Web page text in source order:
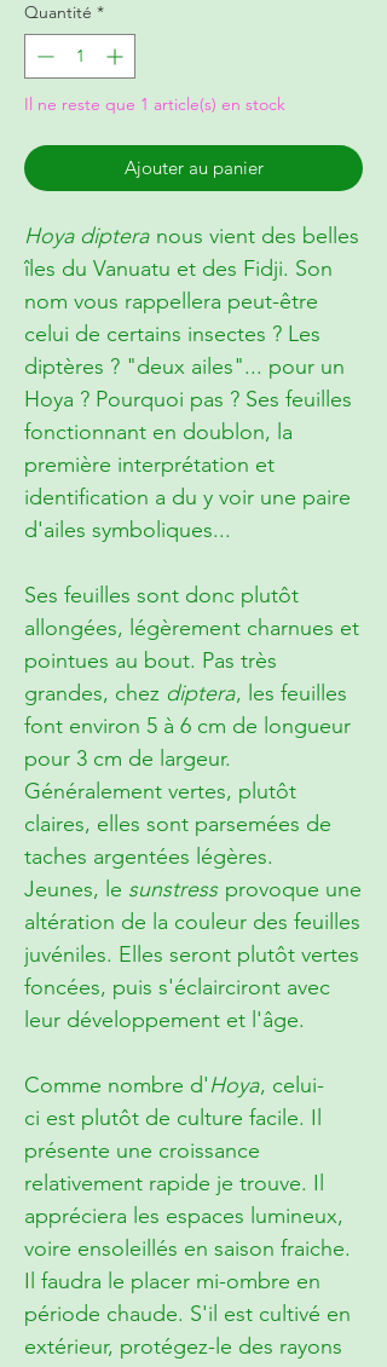
Quantité *
Il ne reste que 1 article(s) en stock
Ajouter au panier
Hoya diptera nous vient des belles
îles du Vanuatu et des Fidji. Son
nom vous rappellera peut-être
celui de certains insectes ? Les
diptères ? "deux ailes"... pour un
Hoya ? Pourquoi pas ? Ses feuilles
fonctionnant en doublon, la
première interprétation et
identification a du y voir une paire
d'ailes symboliques...
Ses feuilles sont donc plutôt
allongées, légèrement charnues et
pointues au bout. Pas très
grandes, chez diptera, les feuilles
font environ 5 à 6 cm de longueur
pour 3 cm de largeur.
Généralement vertes, plutôt
claires, elles sont parsemées de
taches argentées légères.
Jeunes, le sunstress provoque une
altération de la couleur des feuilles
juvéniles. Elles seront plutôt vertes
foncées, puis s'éclairciront avec
leur développement et l'âge.
Comme nombre d'Hoya, celui-
ci est plutôt de culture facile. Il
présente une croissance
relativement rapide je trouve. Il
appréciera les espaces lumineux,
voire ensoleillés en saison fraiche.
Il faudra le placer mi-ombre en
période chaude. S'il est cultivé en
extérieur, protégez-le des rayons